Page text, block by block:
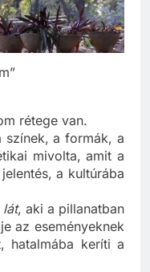
rétege van.
a formák, a
mivolta, amit a
a kultúrába
lát, aki a pillanatban
az eseményeknek
keríti a